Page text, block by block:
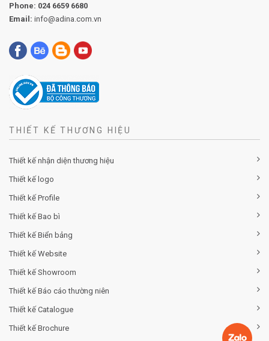
Phone: 024 6659 6680
Email: info@adina.com.vn
THIẾT KẾ THƯƠNG HIỆU
Thiết kế nhận diện thương hiệu
Thiết kế logo
Thiết kế Profile
Thiết kế Bao bì
Thiết kế Biển bảng
Thiết kế Website
Thiết kế Showroom
Thiết kế Báo cáo thường niên
Thiết kế Catalogue
Thiết kế Brochure